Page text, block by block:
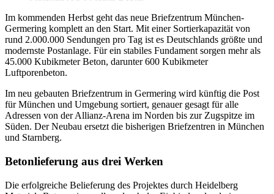
Im kommenden Herbst geht das neue Briefzentrum München-
Germering komplett an den Start. Mit einer Sortierkapazität von
rund 2.000.000 Sendungen pro Tag ist es Deutschlands größte und
modernste Postanlage. Für ein stabiles Fundament sorgen mehr als
45.000 Kubikmeter Beton, darunter 600 Kubikmeter
Luftporenbeton.
Im neu gebauten Briefzentrum in Germering wird künftig die Post
für München und Umgebung sortiert, genauer gesagt für alle
Adressen von der Allianz-Arena im Norden bis zur Zugspitze im
Süden. Der Neubau ersetzt die bisherigen Briefzentren in München
und Starnberg.
Betonlieferung aus drei Werken
Die erfolgreiche Belieferung des Projektes durch Heidelberg